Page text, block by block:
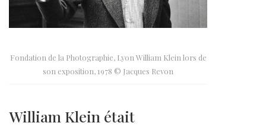
Fondation de la Photographie, Lyon William Klein lors de
son exposition, 1978 © Jacques Revon
William Klein était